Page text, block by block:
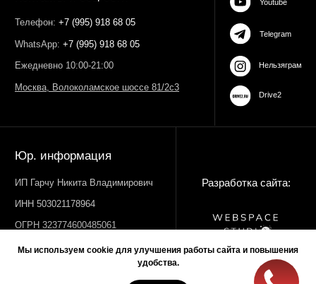
Мы используем cookie для улучшения работы сайта и повышения
удобства.